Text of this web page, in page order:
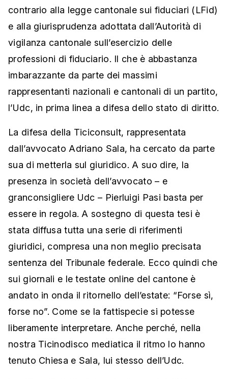
contrario alla legge cantonale sui fiduciari (LFid)
e alla giurisprudenza adottata dall’Autorità di
vigilanza cantonale sull’esercizio delle
professioni di fiduciario. Il che è abbastanza
imbarazzante da parte dei massimi
rappresentanti nazionali e cantonali di un partito,
l’Udc, in prima linea a difesa dello stato di diritto.
La difesa della Ticiconsult, rappresentata
dall’avvocato Adriano Sala, ha cercato da parte
sua di metterla sul giuridico. A suo dire, la
presenza in società dell’avvocato – e
granconsigliere Udc – Pierluigi Pasi basta per
essere in regola. A sostegno di questa tesi è
stata diffusa tutta una serie di riferimenti
giuridici, compresa una non meglio precisata
sentenza del Tribunale federale. Ecco quindi che
sui giornali e le testate online del cantone è
andato in onda il ritornello dell’estate: “Forse sì,
forse no”. Come se la fattispecie si potesse
liberamente interpretare. Anche perché, nella
nostra Ticinodisco mediatica il ritmo lo hanno
tenuto Chiesa e Sala, lui stesso dell’Udc.